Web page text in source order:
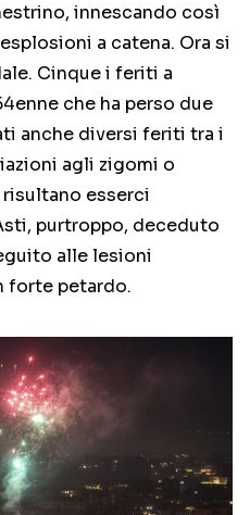
innescando così
a catena. Ora si
Cinque i feriti a
che ha perso due
anche diversi feriti tra i
agli zigomi o
esserci
purtroppo, deceduto
alle lesioni
forte petardo.